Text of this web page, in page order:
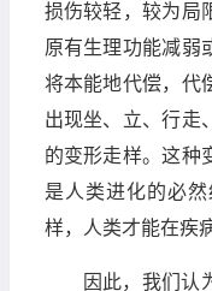
损伤较轻，较为局
原有生理功能减弱
将本能地代偿，代
出现坐、立、行走
的变形走样。这种
是人类进化的必
样，人类才能在疾
因此，我们认